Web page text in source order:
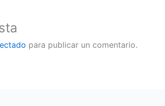
para publicar un comentario.